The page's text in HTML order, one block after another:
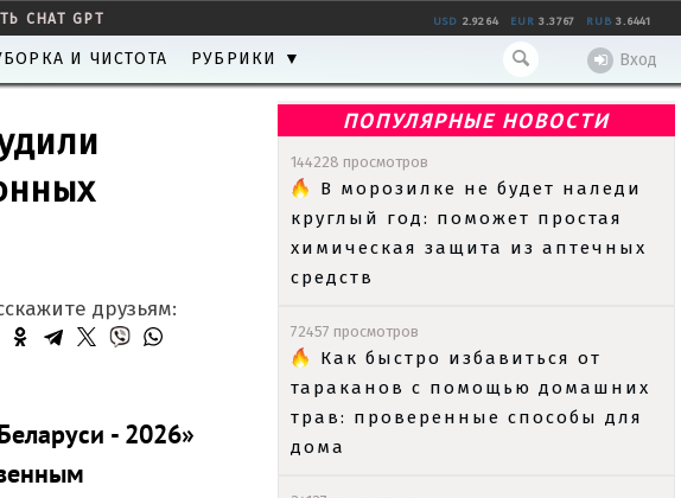
CHAT GPT USD 2.9264 EUR 3.3767 RUB 3.6441
Вход
И ЧИСТОТА РУБРИКИ ▼
ПОПУЛЯРНЫЕ НОВОСТИ
144228 просмотров
В морозилке не будет наледи
круглый год: поможет простая
химическая защита из аптечных
средств
72457 просмотров
Как быстро избавиться от
тараканов с помощью домашних
трав: проверенные способы для
дома
друзьям:
- 2026»